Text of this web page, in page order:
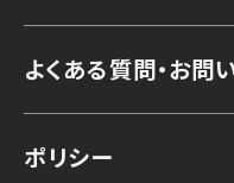
よくある質問・お問
ポリシー